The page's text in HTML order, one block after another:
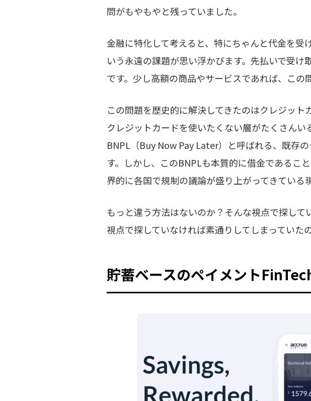
問がもやもやと残っていました。
金融に特化して考えると、特にちゃんと代金を
いう永遠の課題が思い浮かびます。先払いで受
です。少し高額の商品やサービスであれば、この
この問題を歴史的に解決してきたのはクレジッ
クレジットカードを使いたくない層がたくさんい
BNPL（Buy Now Pay Later）と呼ばれる、既存
す。しかし、このBNPLも本質的に借金であるこ
界的に各国で規制の議論が盛り上がってきている
もっと違う方法はないのか？そんな視点で探し
視点で探していなければ素通りしてしまっていた
貯蓄ベースのペイメント